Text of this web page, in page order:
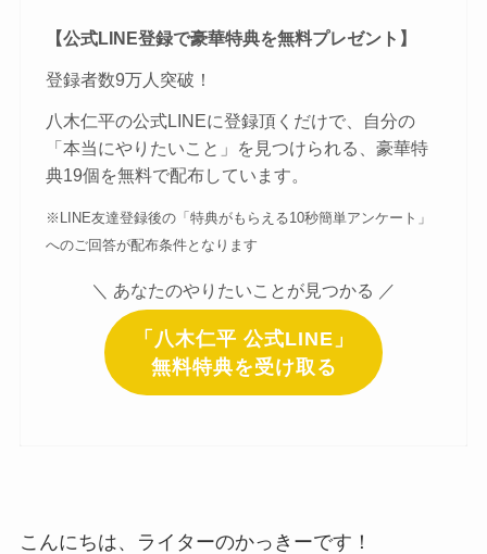
【公式LINE登録で豪華特典を無料プレゼント】
登録者数9万人突破！
八木仁平の公式LINEに登録頂くだけで、自分の
「本当にやりたいこと」を見つけられる、豪華特
典19個を無料で配布しています。
※LINE友達登録後の「特典がもらえる10秒簡単アンケート」
へのご回答が配布条件となります
＼ あなたのやりたいことが見つかる ／
「八木仁平 公式LINE」
無料特典を受け取る
こんにちは、ライターのかっきーです！